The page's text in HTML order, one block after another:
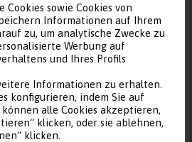
Cookies sowie Cookies von
Informationen auf Ihrem
zu, um analytische Zwecke zu
Werbung auf
und Ihres Profils
Informationen zu erhalten.
konfigurieren, indem Sie auf
können alle Cookies akzeptieren,
klicken, oder sie ablehnen,
klicken.